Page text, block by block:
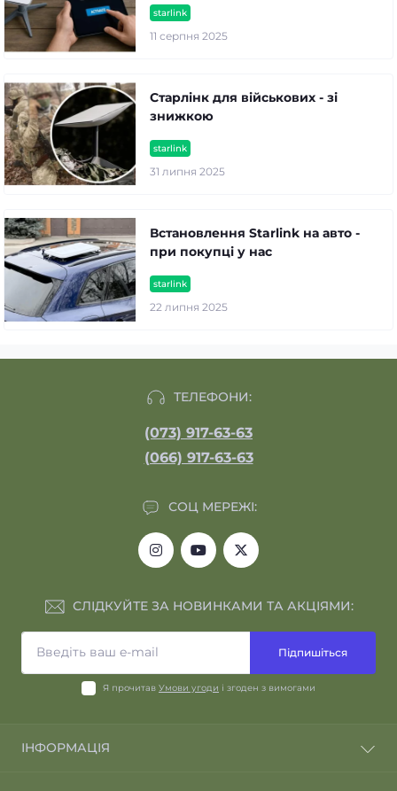
starlink
11 серпня 2025
starlink
31 липня 2025
Старлінк для військових - зі
знижкою
starlink
22 липня 2025
Встановлення Starlink на авто -
при покупці у нас
ТЕЛЕФОНИ:
(073) 917-63-63
(066) 917-63-63
СОЦ МЕРЕЖІ:
СЛІДКУЙТЕ ЗА НОВИНКАМИ ТА АКЦІЯМИ:
Підпишіться
Я прочитав Умови угоди і згоден з вимогами
ІНФОРМАЦІЯ